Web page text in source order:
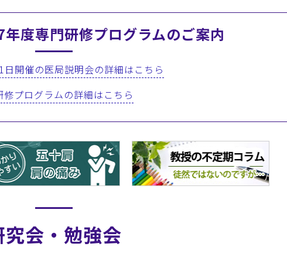
度専門研修プログラムのご案内
開催の医局説明会の詳細はこちら
修プログラムの詳細はこちら
究会・勉強会